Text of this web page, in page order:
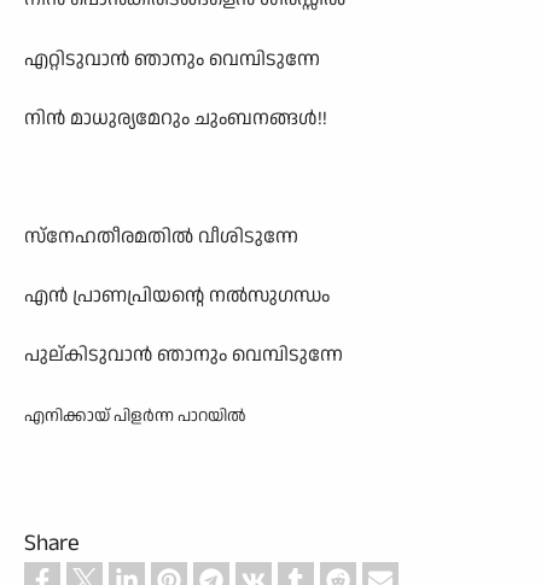
എറ്റിടുവാൻ ഞാനും വെമ്പിടുന്നേ
നിൻ മാധുര്യമേറും ചുംബനങ്ങൾ!!
സ്നേഹതീരമതിൽ വീശിടുന്നേ
എൻ പ്രാണപ്രിയന്റെ നൽസുഗന്ധം
പുല്കിടുവാൻ ഞാനും വെമ്പിടുന്നേ
എനിക്കായ്‌ പിളർന്ന പാറയിൽ
Share